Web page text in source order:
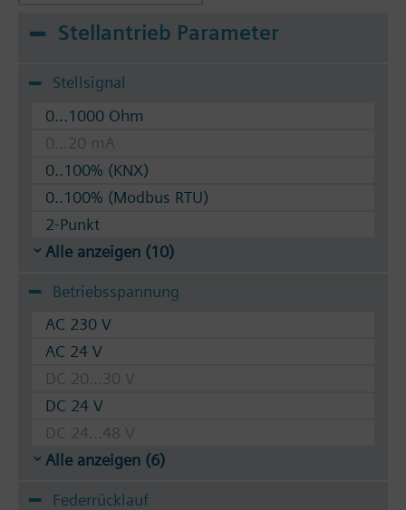
Stellantrieb Parameter
Stellsignal
0...1000 Ohm
0...20 mA
0..100% (KNX)
0..100% (Modbus RTU)
2-Punkt
Alle anzeigen (10)
Betriebsspannung
AC 230 V
AC 24 V
DC 20...30 V
DC 24 V
DC 24...48 V
Alle anzeigen (6)
Federrücklauf